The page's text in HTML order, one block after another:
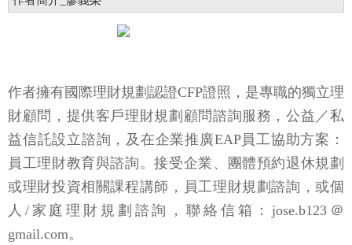
作者擁有國際理財規劃認證CFP證照，是專職的獨立理
財顧問，提供客戶理財規劃顧問諮詢服務，公益／私
益信託設立諮詢，及在企業推廣EAP員工協助方案：
員工理財教育與諮詢。接受企業、團體預約退休規劃
或理財投資相關課程講師，員工理財規劃諮詢，或個
人/家庭理財規劃諮詢，聯絡信箱：jose.b123＠
gmail.com。